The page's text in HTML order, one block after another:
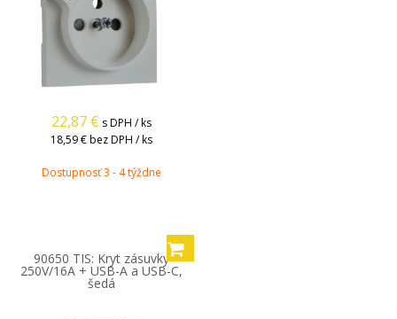
22,87 € s DPH / ks
18,59 €bez DPH / ks
Dostupnosť 3 - 4 týždne
90650 TIS: Kryt zásuvky
250V/16A + USB-A a USB-C,
šedá